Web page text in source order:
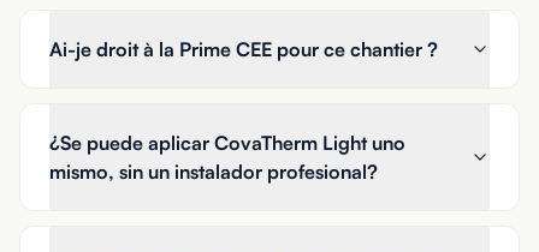
Ai-je droit à la Prime CEE pour ce chantier ?
¿Se puede aplicar CovaTherm Light uno
mismo, sin un instalador profesional?